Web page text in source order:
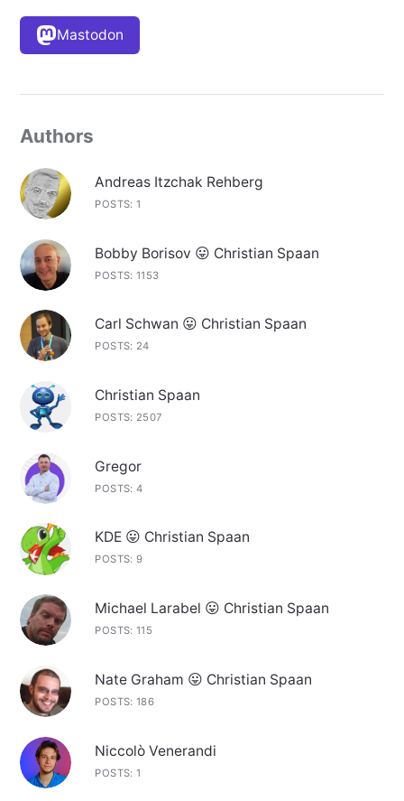
Mastodon
Authors
Andreas Itzchak Rehberg
POSTS: 1
Bobby Borisov 😛 Christian Spaan
POSTS: 1153
Carl Schwan 😛 Christian Spaan
POSTS: 24
Christian Spaan
POSTS: 2507
Gregor
POSTS: 4
KDE 😛 Christian Spaan
POSTS: 9
Michael Larabel 😛 Christian Spaan
POSTS: 115
Nate Graham 😛 Christian Spaan
POSTS: 186
Niccolò Venerandi
POSTS: 1